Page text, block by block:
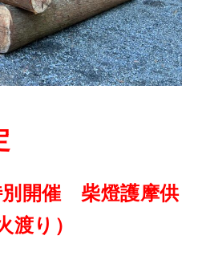
別開催 柴燈護摩供
渡り）